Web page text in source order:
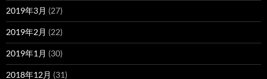
2019年3月 (27)
2019年2月 (22)
2019年1月 (30)
2018年12月 (31)